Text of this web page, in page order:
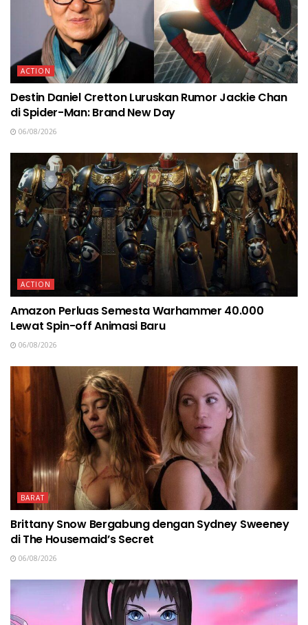
ACTION
Destin Daniel Cretton Luruskan Rumor Jackie Chan
di Spider-Man: Brand New Day
06/08/2026
ACTION
Amazon Perluas Semesta Warhammer 40.000
Lewat Spin-off Animasi Baru
06/08/2026
BARAT
Brittany Snow Bergabung dengan Sydney Sweeney
di The Housemaid’s Secret
06/08/2026